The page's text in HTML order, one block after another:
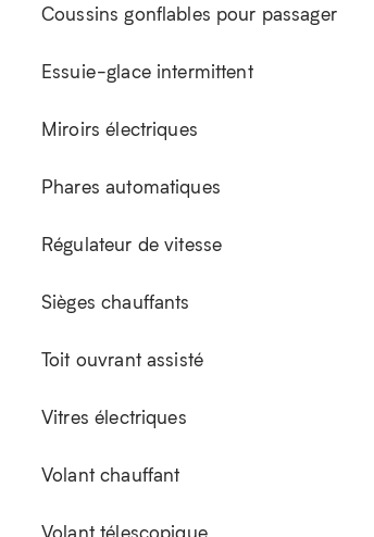
Coussins gonflables pour passager
Essuie-glace intermittent
Miroirs électriques
Phares automatiques
Régulateur de vitesse
Sièges chauffants
Toit ouvrant assisté
Vitres électriques
Volant chauffant
Volant télescopique